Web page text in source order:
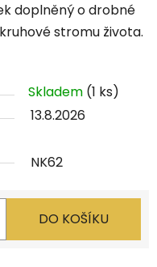
doplněný o drobné
stromu života.
Skladem (1 ks)
13.8.2026
NK62
DO KOŠÍKU